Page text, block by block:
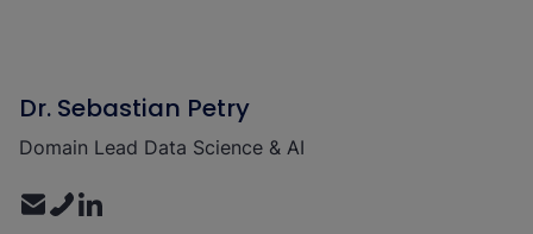
Dr. Sebastian Petry
Domain Lead Data Science & AI